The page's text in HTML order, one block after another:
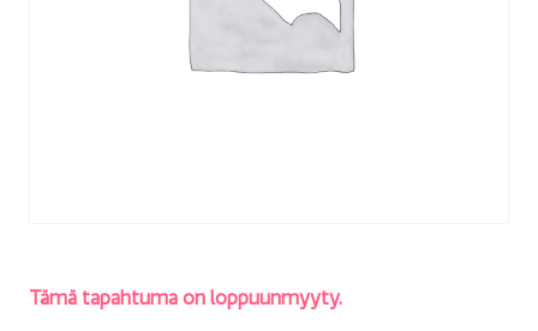
Tämä ta­pah­tu­ma on lop­puun­myy­ty.